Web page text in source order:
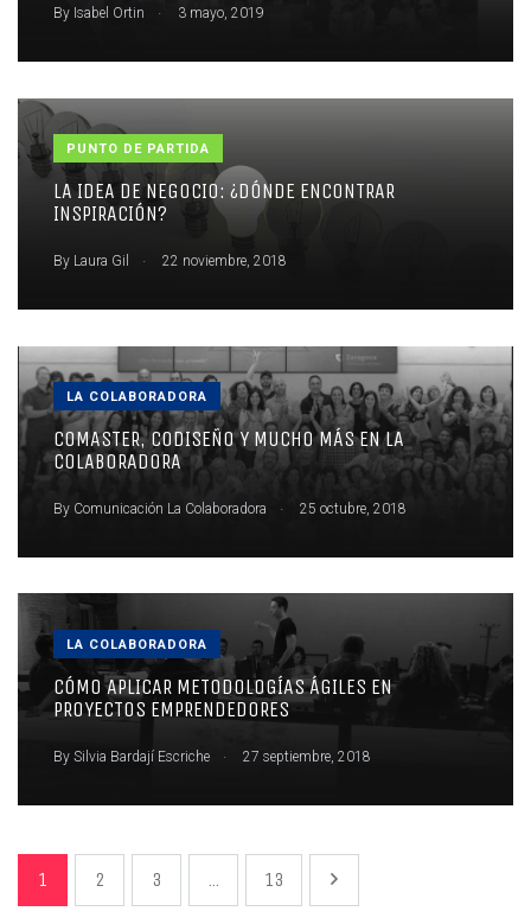
By Isabel Ortin . 3 mayo, 2019
PUNTO DE PARTIDA
LA IDEA DE NEGOCIO: ¿DÓNDE ENCONTRAR
INSPIRACIÓN?
By Laura Gil . 22 noviembre, 2018
LA COLABORADORA
COMASTER, CODISEÑO Y MUCHO MÁS EN LA
COLABORADORA
By Comunicación La Colaboradora . 25 octubre, 2018
LA COLABORADORA
CÓMO APLICAR METODOLOGÍAS ÁGILES EN
PROYECTOS EMPRENDEDORES
By Silvia Bardají Escriche . 27 septiembre, 2018
1 2 3 ... 13